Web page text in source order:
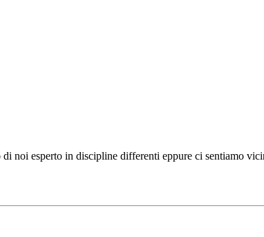
noi esperto in discipline differenti eppure ci sentiamo